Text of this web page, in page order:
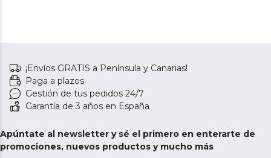
¡Envíos GRATIS a Península y Canarias!
Paga a plazos
Gestión de tus pedidos 24/7
Garantía de 3 años en España
Apúntate al newsletter y sé el primero en enterarte de
promociones, nuevos productos y mucho más